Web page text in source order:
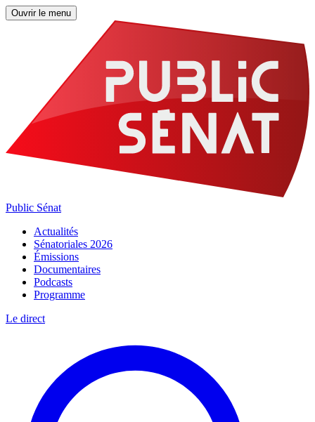
Ouvrir le menu
Public Sénat
Actualités
Sénatoriales 2026
Émissions
Documentaires
Podcasts
Programme
Le direct